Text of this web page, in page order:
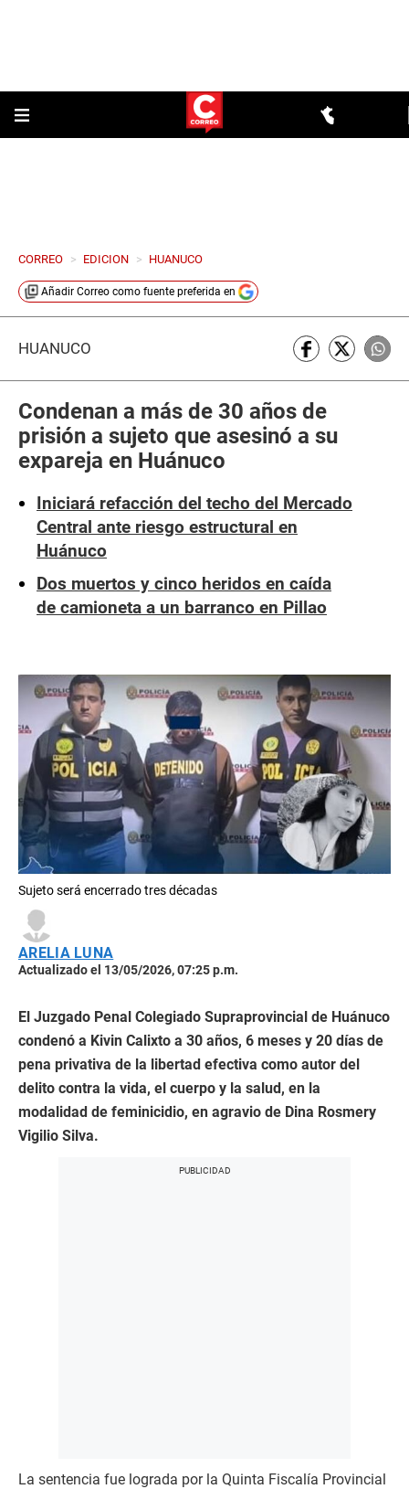
CORREO > EDICION > HUANUCO
Añadir Correo como fuente preferida en
HUÁNUCO
Condenan a más de 30 años de
prisión a sujeto que asesinó a su
expareja en Huánuco
Iniciará refacción del techo del Mercado
Central ante riesgo estructural en
Huánuco
Dos muertos y cinco heridos en caída
de camioneta a un barranco en Pillao
Sujeto será encerrado tres décadas
ARELIA LUNA
Actualizado el 13/05/2026, 07:25 p.m.
El Juzgado Penal Colegiado Supraprovincial de Huánuco
condenó a Kivin Calixto a 30 años, 6 meses y 20 días de
pena privativa de la libertad efectiva como autor del
delito contra la vida, el cuerpo y la salud, en la
modalidad de feminicidio, en agravio de Dina Rosmery
Vigilio Silva.
La sentencia fue lograda por la Quinta Fiscalía Provincial